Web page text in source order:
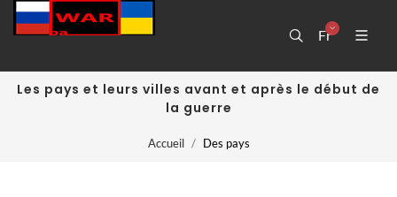
Fr
Les pays et leurs villes avant et après le début de
la guerre
Accueil Des pays